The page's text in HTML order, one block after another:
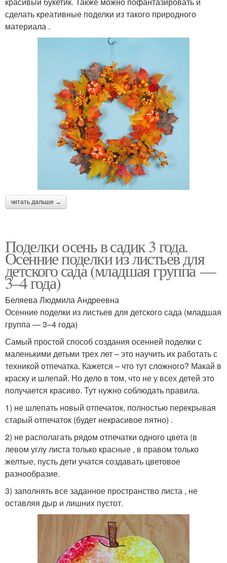
сделать креативные поделки из такого природного
материала .
читать дальше →
Поделки осень в садик 3 года.
Осенние поделки из листьев для
детского сада (младшая группа —
3–4 года)
Беляева Людмила Андреевна
Осенние поделки из листьев для детского сада (младшая
группа — 3–4 года)
Самый простой способ создания осенней поделки с
маленькими детьми трех лет – это научить их работать с
техникой отпечатка. Кажется – что тут сложного? Макай в
краску и шлепай. Но дело в том, что не у всех детей это
получается красиво. Тут нужно соблюдать правила.
1) не шлепать новый отпечаток, полностью перекрывая
старый отпечаток (будет некрасивое пятно) .
2) не располагать рядом отпечатки одного цвета (в
левом углу листа только красные , в правом только
желтые, пусть дети учатся создавать цветовое
разнообразие.
3) заполнять все заданное пространство листа , не
оставляя дыр и лишних пустот.